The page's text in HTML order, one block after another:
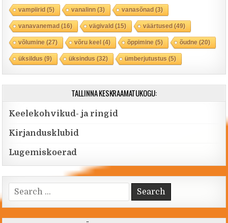
vampiirid(5) vanalinn(3) vanasõnad(3)
vanavanemad(16) vägivald(15) väärtused(49)
võlumine (27) võru keel(4) õppimine (5) õudne (20)
üksildus (9) üksindus (32) ümberjutustus (5)
TALLINNA KESKRAAMATUKOGU:
Keelekohvikud- ja ringid
Kirjandusklubid
Lugemiskoerad
Search for: